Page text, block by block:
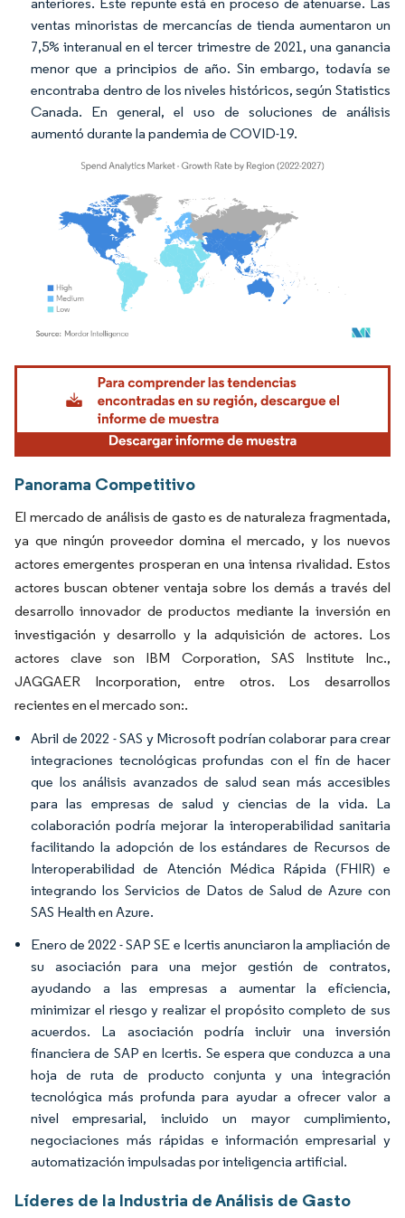
ventas minoristas de mercancías de tienda aumentaron un
7,5% interanual en el tercer trimestre de 2021, una ganancia
menor que a principios de año. Sin embargo, todavía se
encontraba dentro de los niveles históricos, según Statistics
Canada. En general, el uso de soluciones de análisis
aumentó durante la pandemia de COVID-19.
Imagen © Mordor Intelligence. El uso requiere atribución según CC BY 4.0.
Panorama Competitivo
El mercado de análisis de gasto es de naturaleza fragmentada,
ya que ningún proveedor domina el mercado, y los nuevos
actores emergentes prosperan en una intensa rivalidad. Estos
actores buscan obtener ventaja sobre los demás a través del
desarrollo innovador de productos mediante la inversión en
investigación y desarrollo y la adquisición de actores. Los
actores clave son IBM Corporation, SAS Institute Inc.,
JAGGAER Incorporation, entre otros. Los desarrollos
recientes en el mercado son:.
Abril de 2022 - SAS y Microsoft podrían colaborar para crear
integraciones tecnológicas profundas con el fin de hacer
que los análisis avanzados de salud sean más accesibles
para las empresas de salud y ciencias de la vida. La
colaboración podría mejorar la interoperabilidad sanitaria
facilitando la adopción de los estándares de Recursos de
Interoperabilidad de Atención Médica Rápida (FHIR) e
integrando los Servicios de Datos de Salud de Azure con
SAS Health en Azure.
Enero de 2022 - SAP SE e Icertis anunciaron la ampliación de
su asociación para una mejor gestión de contratos,
ayudando a las empresas a aumentar la eficiencia,
minimizar el riesgo y realizar el propósito completo de sus
acuerdos. La asociación podría incluir una inversión
financiera de SAP en Icertis. Se espera que conduzca a una
hoja de ruta de producto conjunta y una integración
tecnológica más profunda para ayudar a ofrecer valor a
nivel empresarial, incluido un mayor cumplimiento,
negociaciones más rápidas e información empresarial y
automatización impulsadas por inteligencia artificial.
Líderes de la Industria de Análisis de Gasto